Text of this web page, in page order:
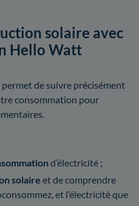
solaire avec
Hello Watt
de suivre précisément
consommation pour
d’électricité ;
solaire et de comprendre
et l’électricité que